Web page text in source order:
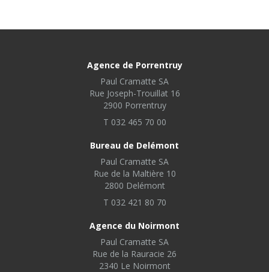
Agence de Porrentruy
Paul Cramatte SA
Rue Joseph-Trouillat 16
2900 Porrentruy
T 032 465 70 00
Bureau de Delémont
Paul Cramatte SA
Rue de la Maltière 10
2800 Delémont
T 032 421 80 70
Agence du Noirmont
Paul Cramatte SA
Rue de la Rauracie 26
2340 Le Noirmont